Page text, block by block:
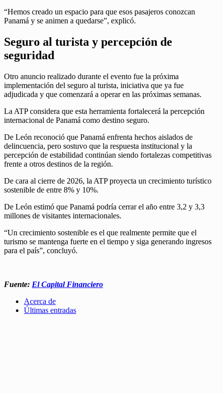
“Hemos creado un espacio para que esos pasajeros conozcan
Panamá y se animen a quedarse”, explicó.
Seguro al turista y percepción de
seguridad
Otro anuncio realizado durante el evento fue la próxima
implementación del seguro al turista, iniciativa que ya fue
adjudicada y que comenzará a operar en las próximas semanas.
La ATP considera que esta herramienta fortalecerá la percepción
internacional de Panamá como destino seguro.
De León reconoció que Panamá enfrenta hechos aislados de
delincuencia, pero sostuvo que la respuesta institucional y la
percepción de estabilidad continúan siendo fortalezas competitivas
frente a otros destinos de la región.
De cara al cierre de 2026, la ATP proyecta un crecimiento turístico
sostenible de entre 8% y 10%.
De León estimó que Panamá podría cerrar el año entre 3,2 y 3,3
millones de visitantes internacionales.
“Un crecimiento sostenible es el que realmente permite que el
turismo se mantenga fuerte en el tiempo y siga generando ingresos
para el país”, concluyó.
Fuente: El Capital Financiero
Acerca de
Últimas entradas